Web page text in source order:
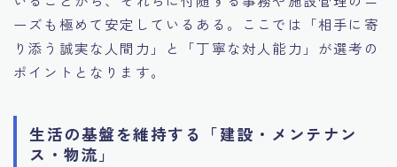
ーズも極めて安定しているある。ここでは「相手に寄
り添う誠実な人間力」と「丁寧な対人能力」が選考の
ポイントとなります。
生活の基盤を維持する「建設・メンテナン
ス・物流」